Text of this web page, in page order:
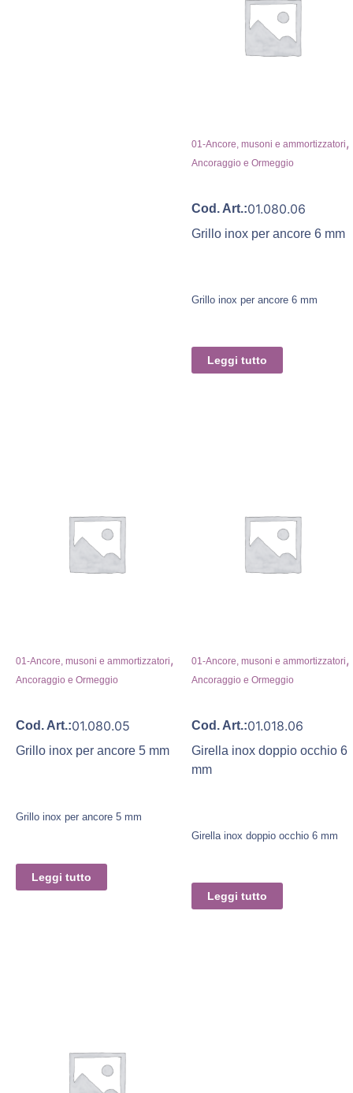
01-Ancore, musoni e ammortizzatori,
Ancoraggio e Ormeggio
Cod. Art.:01.080.06
Grillo inox per ancore 6 mm
Grillo inox per ancore 6 mm
Leggi tutto
01-Ancore, musoni e ammortizzatori,
Ancoraggio e Ormeggio
Cod. Art.:01.080.05
Grillo inox per ancore 5 mm
Grillo inox per ancore 5 mm
Leggi tutto
01-Ancore, musoni e ammortizzatori,
Ancoraggio e Ormeggio
Cod. Art.:01.018.06
Girella inox doppio occhio 6
mm
Girella inox doppio occhio 6 mm
Leggi tutto